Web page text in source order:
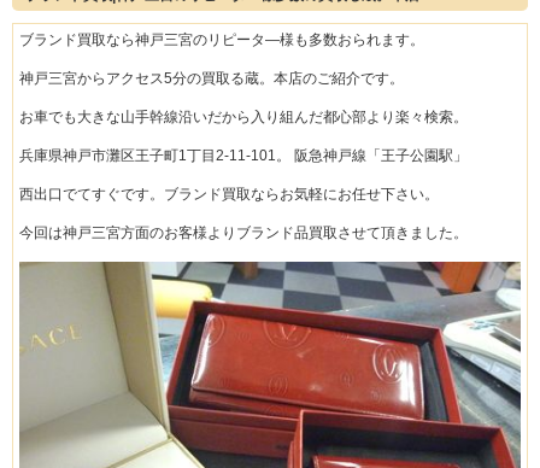
ブランド買取なら神戸三宮のリピータ―様も多数おられます。
神戸三宮からアクセス5分の買取る蔵。本店のご紹介です。
お車でも大きな山手幹線沿いだから入り組んだ都心部より楽々検索。
兵庫県神戸市灘区王子町1丁目2-11-101。 阪急神戸線「王子公園駅」
西出口でてすぐです。ブランド買取ならお気軽にお任せ下さい。
今回は神戸三宮方面のお客様よりブランド品買取させて頂きました。